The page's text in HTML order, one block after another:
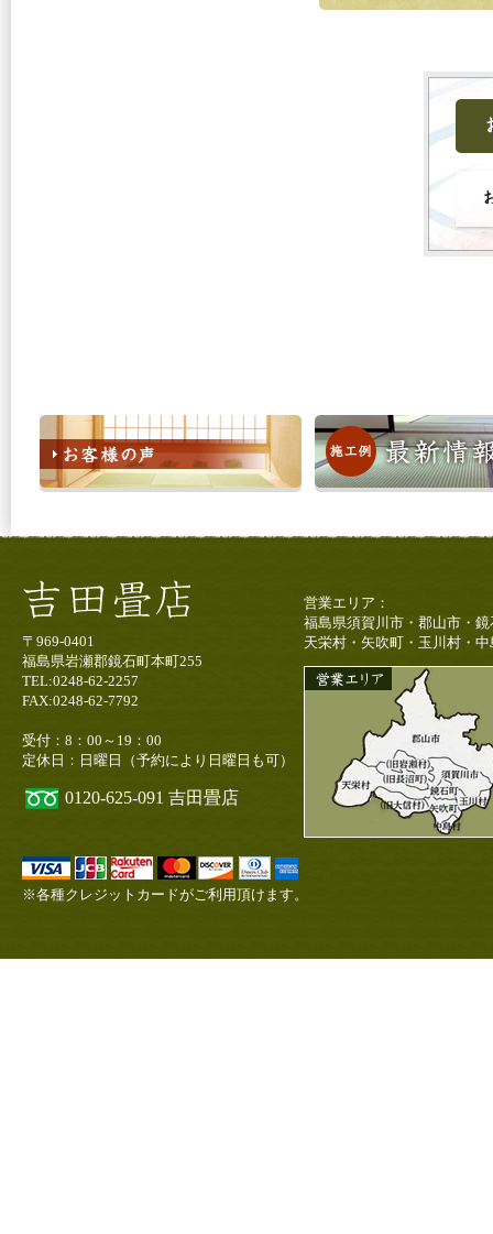
〒969-0401
福島県岩瀬郡鏡石町本町255
TEL:0248-62-2257
FAX:0248-62-7792
受付：8：00～19：00
定休日：日曜日（予約により日曜日も可）
0120-625-091 吉田畳店
営業エリア：
福島県須賀川市・郡山市・鏡
天栄村・矢吹町・玉川村・中
※各種クレジットカードがご利用頂けます。